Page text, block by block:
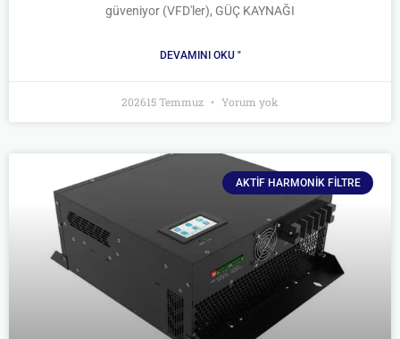
güveniyor (VFD'ler), GÜÇ KAYNAĞI
DEVAMINI OKU "
202615 Temmuz Yorum yok
AKTIF HARMONIK FILTRE